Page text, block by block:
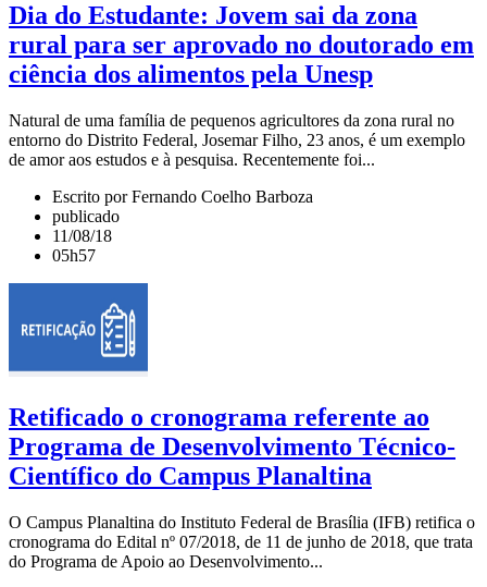
Dia do Estudante: Jovem sai da zona
rural para ser aprovado no doutorado em
ciência dos alimentos pela Unesp
Natural de uma família de pequenos agricultores da zona rural no
entorno do Distrito Federal, Josemar Filho, 23 anos, é um exemplo
de amor aos estudos e à pesquisa. Recentemente foi...
Escrito por Fernando Coelho Barboza
publicado
11/08/18
05h57
Retificado o cronograma referente ao
Programa de Desenvolvimento Técnico-
Científico do Campus Planaltina
O Campus Planaltina do Instituto Federal de Brasília (IFB) retifica o
cronograma do Edital nº 07/2018, de 11 de junho de 2018, que trata
do Programa de Apoio ao Desenvolvimento...